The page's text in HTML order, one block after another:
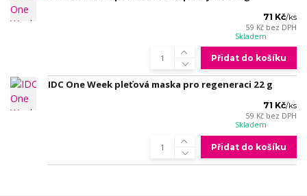
71 Kč/ks
59 Kč bez DPH
Skladem
Přidat do košíku
IDC One Week pleťová maska pro regeneraci 22 g
71 Kč/ks
59 Kč bez DPH
Skladem
Přidat do košíku